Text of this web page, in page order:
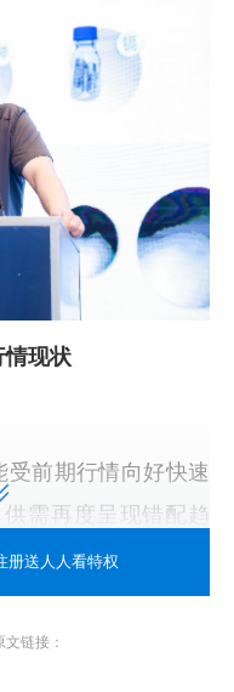
情现状
前期行情向好快速
需再度呈现错配趋
需求随着抢装季结
册送人人看特权
链接：